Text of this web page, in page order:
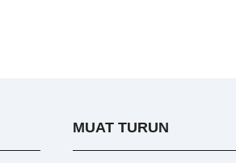
MUAT TURUN